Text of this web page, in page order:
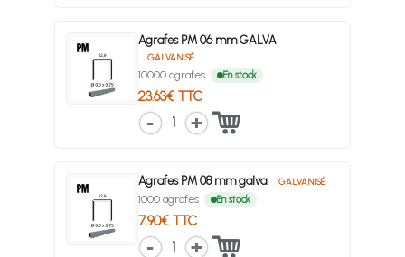
Agrafes PM 06 mm GALVA
GALVANISÉ
10000 agrafes En stock
23.63€ TTC
1
Agrafes PM 08 mm galva GALVANISÉ
1000 agrafes En stock
7.90€ TTC
1